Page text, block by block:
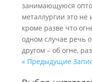
занимающуюся
металлургии это не
кроме разве что
одном случае речь
другом – об огне,
« Предыдущие